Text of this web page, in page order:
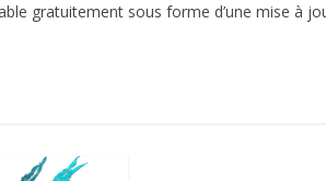
gratuitement sous forme d’une mise à